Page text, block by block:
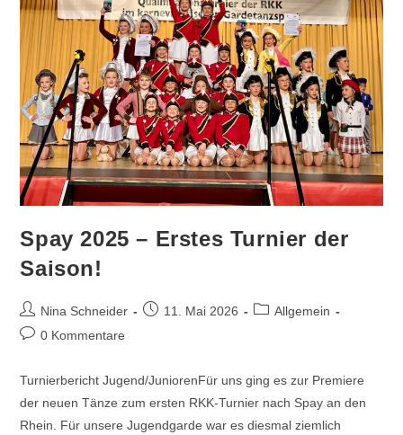
Spay 2025 – Erstes Turnier der
Saison!
Beitrags-
Autor:
Nina Schneider
Beitrag11. Mai 2026
Beitrags-
Allgemein
Beitrags-
0 Kommentare
Turnierbericht Jugend/JuniorenFür uns ging es zur Premiere
der neuen Tänze zum ersten RKK-Turnier nach Spay an den
Rhein. Für unsere Jugendgarde war es diesmal ziemlich